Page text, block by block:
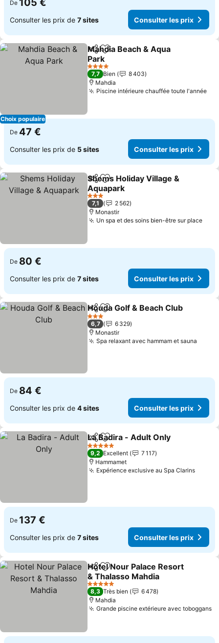
De 105 €
Consulter les prix de 7 sites Consulter les prix
Choix populaire
PartagerAjouter à mes favoris
Mahdia Beach & Aqua
Park
4 Étoiles
7,7 Bien
8 403
Mahdia
Piscine intérieure chauffée toute l'année
De 47 €
Consulter les prix de 5 sites Consulter les prix
PartagerAjouter à mes favoris
Shems Holiday Village &
Aquapark
3 Étoiles
7,1
2 562
Monastir
Un spa et des soins bien-être sur place
De 80 €
Consulter les prix de 7 sites Consulter les prix
PartagerAjouter à mes favoris
Houda Golf & Beach Club
3 Étoiles
6,7
6 329
Monastir
Spa relaxant avec hammam et sauna
De 84 €
Consulter les prix de 4 sites Consulter les prix
PartagerAjouter à mes favoris
La Badira - Adult Only
5 Étoiles
9,2 Excellent
7 117
Hammamet
Expérience exclusive au Spa Clarins
De 137 €
Consulter les prix de 7 sites Consulter les prix
PartagerAjouter à mes favoris
Hotel Nour Palace Resort
& Thalasso Mahdia
5 Étoiles
8,3 Très bien
6 478
Mahdia
Grande piscine extérieure avec toboggans